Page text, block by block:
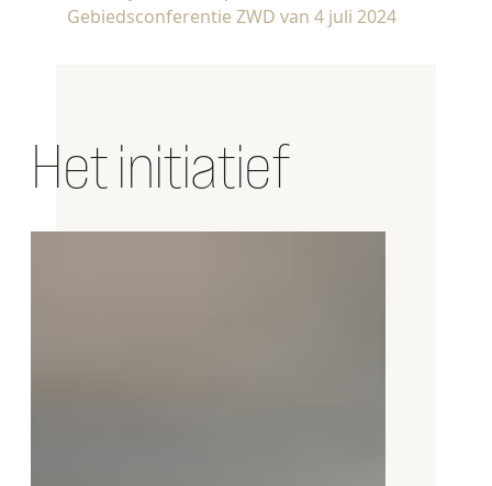
Gebiedsconferentie ZWD van 4 juli 2024
Het initiatief